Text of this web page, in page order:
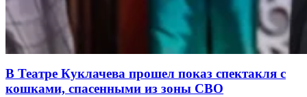
В Театре Куклачева прошел показ спектакля с
кошками, спасенными из зоны СВО